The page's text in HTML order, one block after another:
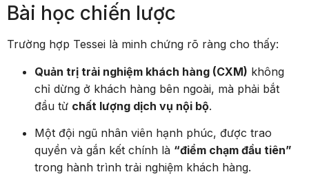
Bài học chiến lược
Trường hợp Tessei là minh chứng rõ ràng cho thấy:
Quản trị trải nghiệm khách hàng (CXM) không
chỉ dừng ở khách hàng bên ngoài, mà phải bắt
đầu từ chất lượng dịch vụ nội bộ.
Một đội ngũ nhân viên hạnh phúc, được trao
quyền và gắn kết chính là “điểm chạm đầu tiên”
trong hành trình trải nghiệm khách hàng.